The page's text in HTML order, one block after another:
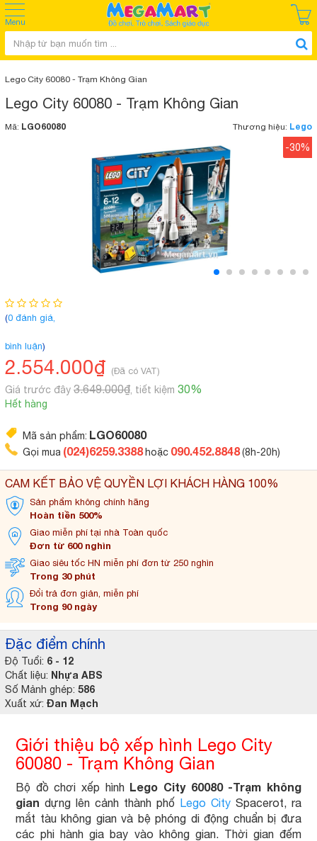
Menu
Lego City 60080 - Trạm Không Gian
Lego City 60080 - Trạm Không Gian
Mã: LGO60080 Thương hiệu: Lego
-30%
Đặc điểm chính
Độ Tuổi: 6 - 12
Chất liệu: Nhựa ABS
Số Mảnh ghép: 586
Xuất xứ: Đan Mạch
(0 đánh giá,
bình luận)
2.554.000₫ (Đã có VAT)
Giá trước đây 3.649.000₫ , tiết kiệm 30%
Hết hàng
CAM KẾT BẢO VỆ QUYỀN LỢI KHÁCH HÀNG 100%
Sản phẩm không chính hãng
Hoàn tiền 500%
Giao miễn phí tại nhà Toàn quốc
Đơn từ 600 nghìn
Giao siêu tốc HN miễn phí đơn từ 250 nghìn
Trong 30 phút
Đổi trả đơn giản, miễn phí
Trong 90 ngày
Mã sản phẩm: LGO60080
Gọi mua (024)6259.3388 hoặc 090.452.8848(8h-20h)
Giới thiệu bộ xếp hình Lego City
60080 - Trạm Không Gian
Bộ đồ chơi xếp hìnhLego City 60080 -Trạm không
gian dựng lên cảnh thành phố Lego City Spacerot, ra
mắt tàu không gian và bệ phóng di động chuẩn bị đưa
các phi hành gia bay vào không gian. Thời gian đếm